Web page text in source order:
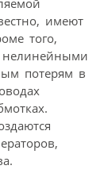
имеют
того,
нелинейными
потерям в